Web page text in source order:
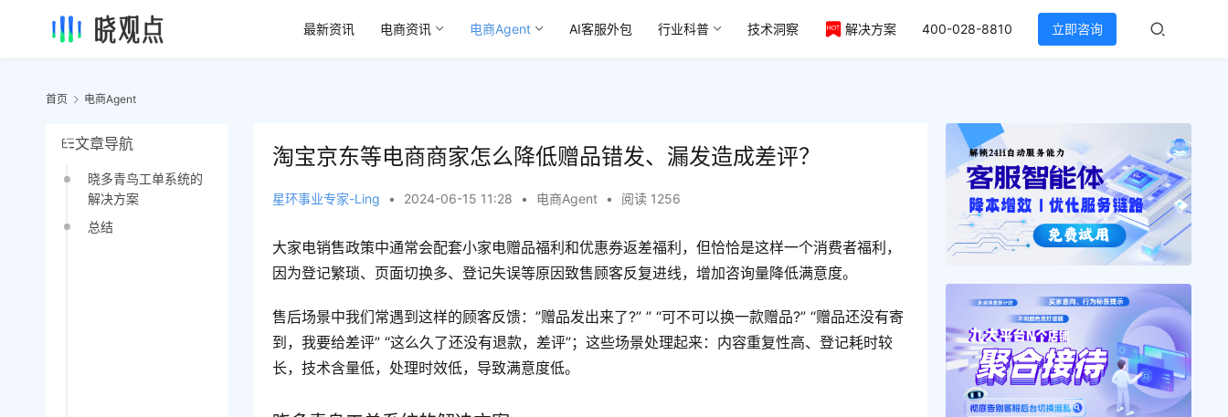
最新资讯 电商资讯 电商Agent AI客服外包 行业科普 技术洞察 解决方案 400-028-8810 立即咨询
首页 电商Agent
文章导航
晓多青鸟工单系统的
解决方案
总结
淘宝京东等电商商家怎么降低赠品错发、漏发造成差评？
星环事业专家-Ling • 2024-06-15 11:28 • 电商Agent • 阅读 1256
大家电销售政策中通常会配套小家电赠品福利和优惠券返差福利，但恰恰是这样一个消费者福利，
因为登记繁琐、页面切换多、登记失误等原因致售顾客反复进线，增加咨询量降低满意度。
售后场景中我们常遇到这样的顾客反馈：”赠品发出来了?” ” “可不可以换一款赠品?” “赠品还没有寄
到，我要给差评” “这么久了还没有退款，差评”；这些场景处理起来：内容重复性高、登记耗时较
长，技术含量低，处理时效低，导致满意度低。